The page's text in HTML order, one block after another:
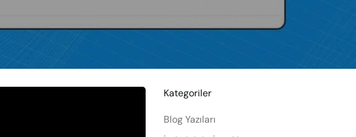
Kategoriler
Blog Yazıları